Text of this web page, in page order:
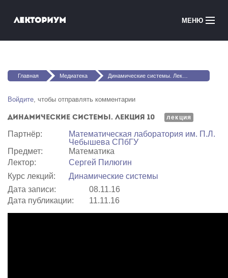
Лекториум МЕНЮ
Медиатека
Courses in English
Вы здесь
Главная Медиатека Динамические системы. Лекция 10
Войдите, чтобы отправлять комментарии
Динамические системы. Лекция 10 лекция
Партнёр:
Математичеcкая лаборатория им. П.Л.
Чебышева СПбГУ
Предмет:
Математика
Лектор:
Сергей Пилюгин
Курс лекций:
Динамические системы
Дата записи:
08.11.16
Дата публикации:
11.11.16